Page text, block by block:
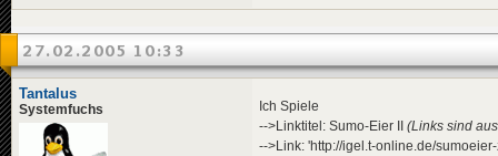
27.02.2005 10:33
Tantalus
Systemfuchs
Ich Spiele
-->Linktitel: Sumo-Eier II (Links sind
-->Link: 'http://igel.t-online.de/